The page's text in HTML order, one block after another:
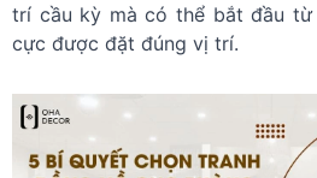
trí cầu kỳ mà có thể bắt đầu
cực được đặt đúng vị trí.